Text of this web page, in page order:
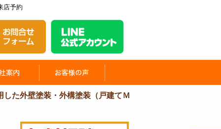
店予約
た外壁塗装・外構塗装（戸建てＭ